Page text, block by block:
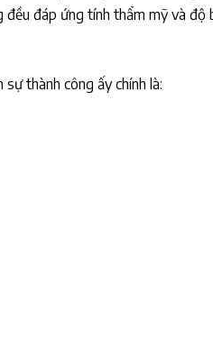
đáp ứng tính thẩm mỹ và độ
thành công ấy chính là: